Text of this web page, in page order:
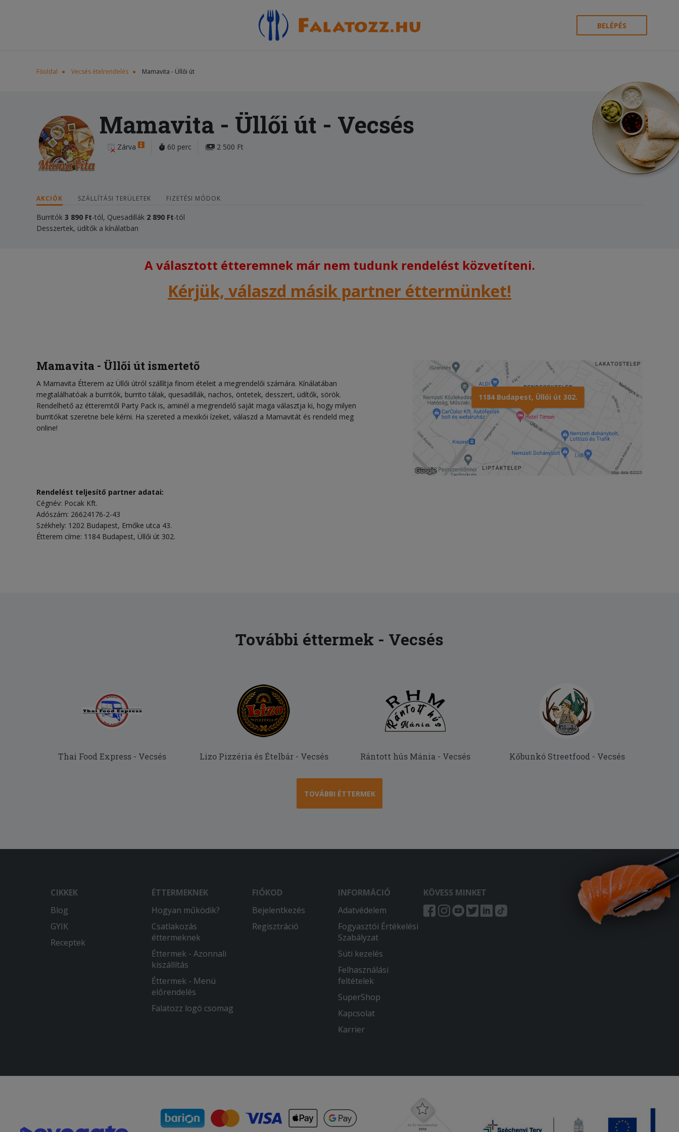
BELÉPÉS
Főoldal Vecsés ételrendelés Mamavita - Üllői út
Mamavita - Üllői út - Vecsés
Zárva 60 perc 2 500 Ft
AKCIÓK SZÁLLÍTÁSI TERÜLETEK FIZETÉSI MÓDOK
Burritók 3 890 Ft-tól, Quesadillák 2 890 Ft-tól
Desszertek, üdítők a kínálatban
A választott étteremnek már nem tudunk rendelést közvetíteni.
Kérjük, válaszd másik partner éttermünket!
Mamavita - Üllői út ismertető
A Mamavita Étterem az Üllői útról szállítja finom ételeit a megrendelői számára. Kínálatában
megtalálhatóak a burritók, burrito tálak, quesadillák, nachos, öntetek, desszert, üdítők, sörök.
Rendelhető az étteremtől Party Pack is, aminél a megrendelő saját maga választja ki, hogy milyen
burritókat szeretne bele kérni. Ha szereted a mexikói ízeket, válaszd a Mamavitát és rendeld meg
online!
1184 Budapest, Üllői út 302.
Rendelést teljesítő partner adatai:
Cégnév: Pocak Kft.
Adószám: 26624176-2-43
Székhely: 1202 Budapest, Emőke utca 43.
Étterem címe: 1184 Budapest, Üllői út 302.
További éttermek - Vecsés
Thai Food Express - Vecsés Lizo Pizzéria és Ételbár - Vecsés Rántott hús Mánia - Vecsés Kőbunkó Streetfood - Vecsés
TOVÁBBI ÉTTERMEK
CIKKEK
Blog
GYIK
Receptek
ÉTTERMEKNEK
Hogyan működik?
Csatlakozás
éttermeknek
Éttermek - Azonnali
kiszállítás
Éttermek - Menü
előrendelés
Falatozz logó csomag
FIÓKOD
Bejelentkezés
Regisztráció
INFORMÁCIÓ
Adatvédelem
Fogyasztói Értékelési
Szabályzat
Süti kezelés
Felhasználási
feltételek
SuperShop
Kapcsolat
Karrier
KÖVESS MINKET